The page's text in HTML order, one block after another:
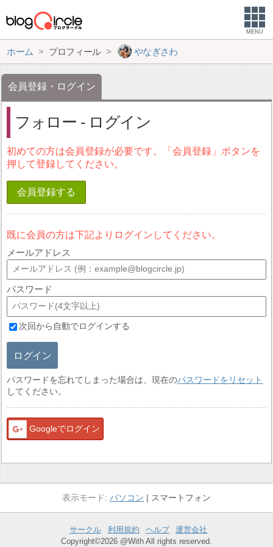
MENU
ホーム プロフィール やなぎさわ
会員登録・ログイン
フォロー - ログイン
初めての方は会員登録が必要です。「会員登録」ボタンを
押して登録してください。
会員登録する
既に会員の方は下記よりログインしてください。
メールアドレス
パスワード
次回から自動でログインする
ログイン
パスワードを忘れてしまった場合は、現在のパスワードをリセット
してください。
Googleでログイン
パソコン スマートフォン
サークル 利用規約 ヘルプ
運営会社
Copyright©2026 @With All rights reserved.